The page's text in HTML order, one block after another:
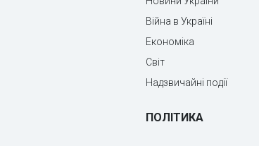
Війна в Україні
Економіка
Світ
Надзвичайні події
ПОЛІТИКА